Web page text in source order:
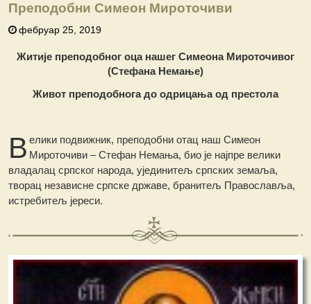
Преподобни Симеон Мироточиви
фебруар 25, 2019
Житије преподобног оца нашег Симеона Мироточивог
(Стефана Немање)
Живот преподобнога до одрицања од престола
В елики подвижник, преподобни отац наш Симеон
Мироточиви – Стефан Немања, био је најпре велики
владалац српског народа, ујединитељ српских земаља,
творац независне српске државе, бранитељ Православља,
истребитељ јереси.